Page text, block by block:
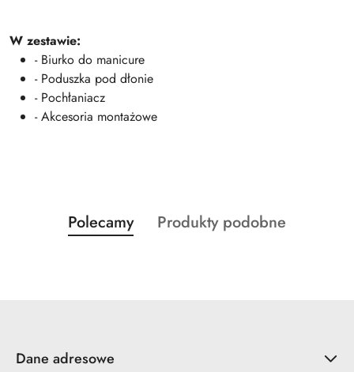
W zestawie:
- Biurko do manicure
- Poduszka pod dłonie
- Pochłaniacz
- Akcesoria montażowe
Pomiń karuzelę produktów
Produkty
o
Polecamy
Produkty
Produkty podobne
Dane adresowe